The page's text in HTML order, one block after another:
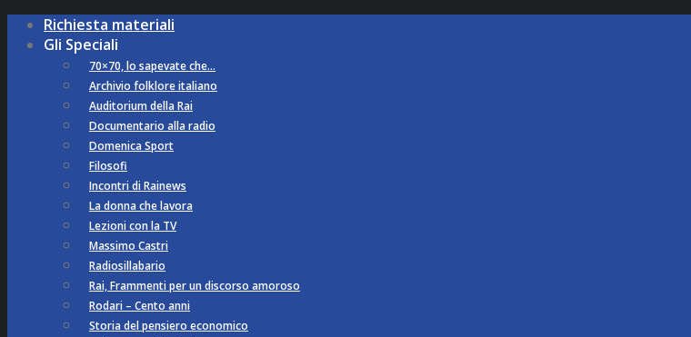
Richiesta materiali
Gli Speciali
70×70, lo sapevate che…
Archivio folklore italiano
Auditorium della Rai
Documentario alla radio
Domenica Sport
Filosofi
Incontri di Rainews
La donna che lavora
Lezioni con la TV
Massimo Castri
Radiosillabario
Rai, Frammenti per un discorso amoroso
Rodari – Cento anni
Storia del pensiero economico